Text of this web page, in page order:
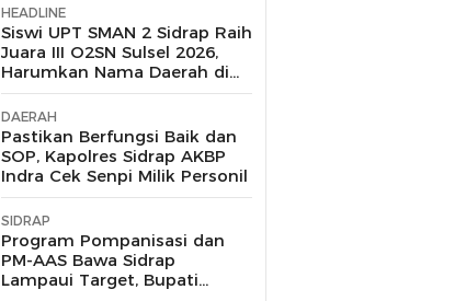
HEADLINE
Siswi UPT SMAN 2 Sidrap Raih
Juara III O2SN Sulsel 2026,
Harumkan Nama Daerah di
Cabang Renang
DAERAH
Pastikan Berfungsi Baik dan
SOP, Kapolres Sidrap AKBP
Indra Cek Senpi Milik Personil
SIDRAP
Program Pompanisasi dan
PM-AAS Bawa Sidrap
Lampaui Target, Bupati